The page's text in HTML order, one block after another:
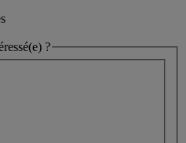
?